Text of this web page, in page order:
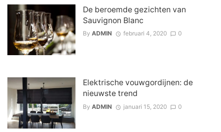
De beroemde gezichten van
Sauvignon Blanc
By ADMIN februari 4, 2020 0
Elektrische vouwgordijnen: de
nieuwste trend
By ADMIN januari 15, 2020 0